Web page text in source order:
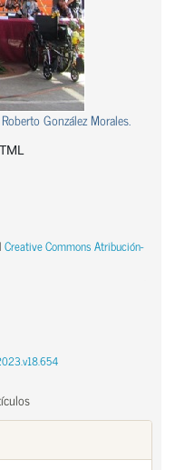
González Morales.
Creative Commons Atribución-